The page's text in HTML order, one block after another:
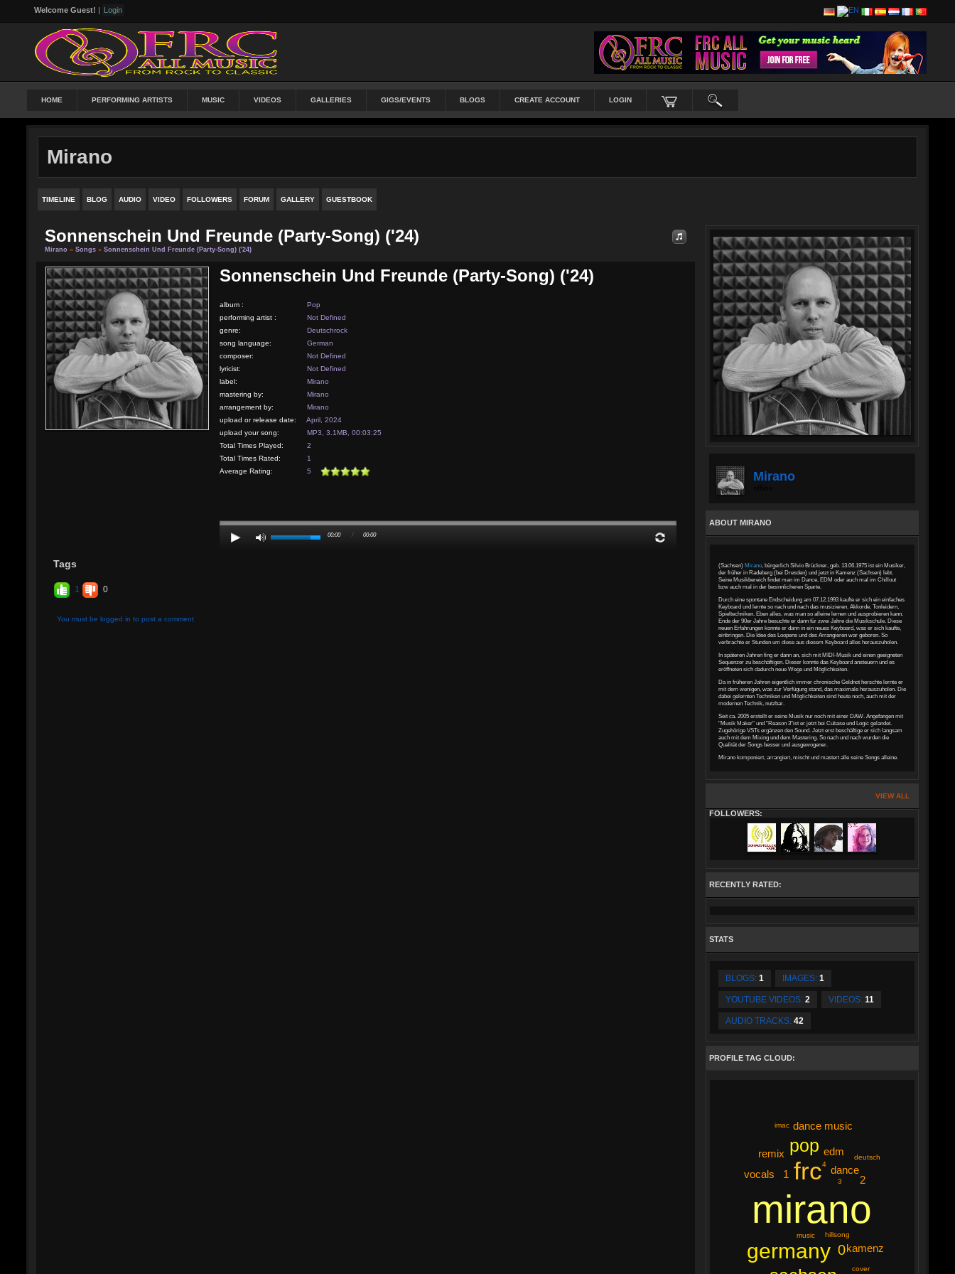
Welcome Guest! | Login
HOME PERFORMING ARTISTS MUSIC VIDEOS GALLERIES GIGS/EVENTS BLOGS CREATE ACCOUNT LOGIN
Mirano
TIMELINE BLOG AUDIO VIDEO FOLLOWERS FORUM GALLERY GUESTBOOK
Sonnenschein Und Freunde (Party-Song) ('24)
Mirano » Songs » Sonnenschein Und Freunde (Party-Song) ('24)
Sonnenschein Und Freunde (Party-Song) ('24)
album :
Pop
performing artist :
Not Defined
genre:
Deutschrock
song language:
German
composer:
Not Defined
lyricist:
Not Defined
label:
Mirano
mastering by:
Mirano
arrangement by:
Mirano
upload or release date:
April, 2024
upload your song:
MP3, 3.1MB, 00:03:25
Total Times Played:
2
Total Times Rated:
1
Average Rating:
5
00:00 / 00:00
Tags
1 0
You must be logged in to post a comment
Mirano
ABOUT MIRANO
(Sachsen) Mirano, bürgerlich Silvio Brückner, geb. 13.06.1975 ist ein Musiker,
der früher in Radeberg (bei Dresden) und jetzt in Kamenz (Sachsen) lebt.
Seine Musikbereich findet man im Dance, EDM oder auch mal im Chillout
bzw auch mal in der besinnlicheren Sparte.
Durch eine spontane Endscheidung am 07.12.1993 kaufte er sich ein einfaches
Keyboard und lernte so nach und nach das musizieren. Akkorde, Tonleidern,
Spieltechniken. Eben alles, was man so alleine lernen und ausprobieren kann.
Ende der 90er Jahre besuchte er dann für zwei Jahre die Musikschule. Diese
neuen Erfahrungen konnte er dann in ein neues Keyboard, was er sich kaufte,
einbringen. Die Idee des Loopens und des Arrangieren war geboren. So
verbrachte er Stunden um diese aus diesem Keyboard alles herauszuholen.
In späteren Jahren fing er dann an, sich mit MIDI-Musik und einen geeigneten
Sequenzer zu beschäftigen. Dieser konnte das Keyboard ansteuern und es
eröffneten sich dadurch neue Wege und Möglichkeiten.
Da in früheren Jahren eigentlich immer chronische Geldnot herschte lernte er
mit dem wenigen, was zur Verfügung stand, das maximale herauszuholen. Die
dabei gelernten Techniken und Möglichkeiten sind heute noch, auch mit der
modernen Technik, nutzbar.
Seit ca. 2005 erstellt er seine Musik nur noch mit einer DAW. Angefangen mit
"Musik Maker" und "Reason 3"ist er jetzt bei Cubase und Logic gelandet.
Zugehörige VSTs ergänzen den Sound. Jetzt erst beschäftige er sich langsam
auch mit dem Mixing und dem Mastering. So nach und nach wurden die
Qualität der Songs besser und ausgewogener.
Mirano komponiert, arrangiert, mischt und mastert alle seine Songs alleine.
VIEW ALL
FOLLOWERS:
RECENTLY RATED:
STATS
BLOGS: 1 IMAGES: 1
YOUTUBE VIDEOS: 2 VIDEOS: 11
AUDIO TRACKS: 42
PROFILE TAG CLOUD:
mirano
frc
germany
pop
0
dance
dance music
1
remix
edm
vocals
2
kamenz
3
music
cover
hillsong
4
deutsch
imac